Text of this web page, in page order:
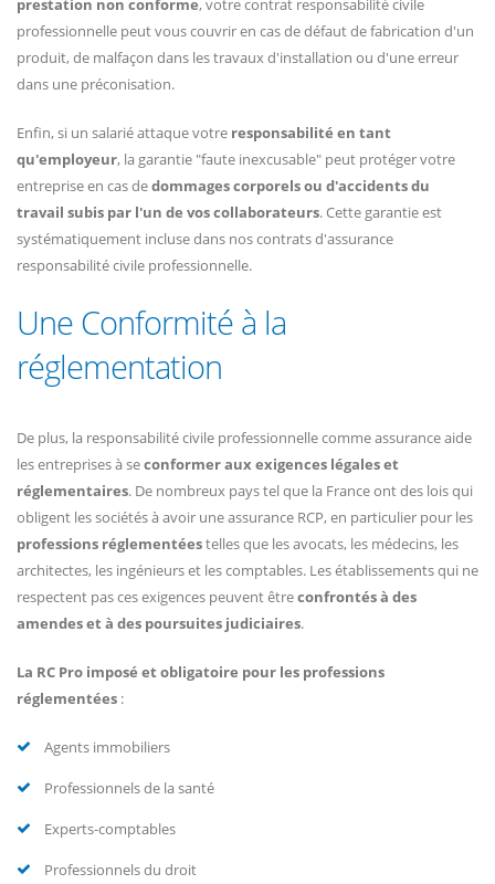
prestation non conforme, votre contrat responsabilité civile
professionnelle peut vous couvrir en cas de défaut de fabrication d'un
produit, de malfaçon dans les travaux d'installation ou d'une erreur
dans une préconisation.
Enfin, si un salarié attaque votre responsabilité en tant
qu'employeur, la garantie "faute inexcusable" peut protéger votre
entreprise en cas dedommages corporels ou d'accidents du
travail subis par l'un de vos collaborateurs. Cette garantie est
systématiquement incluse dans nos contrats d'assurance
responsabilité civile professionnelle.
Une Conformité à la
réglementation
De plus, la responsabilité civile professionnelle comme assurance aide
les entreprises à seconformer aux exigences légales et
réglementaires. De nombreux pays tel que la France ont des lois qui
obligent les sociétés à avoir une assurance RCP, en particulier pour les
professions réglementéestelles que les avocats, les médecins, les
architectes, les ingénieurs et les comptables. Les établissements qui ne
respectent pas ces exigences peuvent êtreconfrontés à des
amendes et à des poursuites judiciaires.
La RC Pro imposé et obligatoire pour les professions
réglementées :
Agents immobiliers
Professionnels de la santé
Experts-comptables
Professionnels du droit